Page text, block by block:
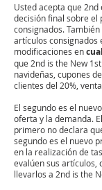
Usted acepta que 2nd
decisión final sobre el
consignados.
artículos consignados
modificaciones en
que 2nd is the New
navideñas, cupones
clientes del 20%,
El segundo es el
oferta y la demanda.
primero no declara
segundo es el nuevo
en la realización de
evalúen sus artículos,
llevarlos a 2nd is the